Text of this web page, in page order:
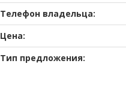
Телефон владельца:
Цена:
Тип предложения: